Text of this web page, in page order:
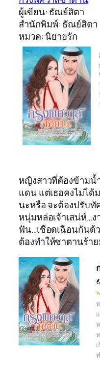
ผู้เขียน: ธัณย์สิตา
สำนักพิมพ์: ธัณย์สิตา
หมวด: นิยายรัก
หญิงสาวที่ต้องข้ามน้
แดน แต่เธอคงไม่ได้
นะหรือ จะต้องปรับ
หนุ่มหล่อเจ้าเสน่ห์…
ฟัน…เชือดเฉือนกันด้
ต้องทำให้ซาตานร้า